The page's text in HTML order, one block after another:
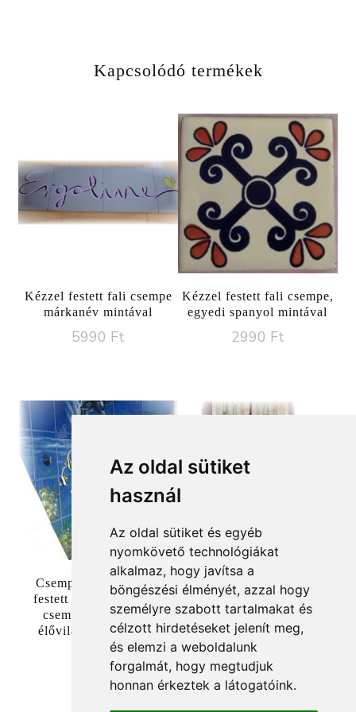
Az oldal sütiket
használ
Az oldal sütiket és egyéb
nyomkövető technológiákat
alkalmaz, hogy javítsa a
böngészési élményét, azzal hogy
személyre szabott tartalmakat és
célzott hirdetéseket jelenít meg,
és elemzi a weboldalunk
forgalmát, hogy megtudjuk
honnan érkeztek a látogatóink.
Kapcsolódó termékek
Kézzel festett fali csempe
márkanév mintával
5990 Ft
Kézzel festett fali csempe,
egyedi spanyol mintával
2990 Ft
Csempefestés, Kézzel
festett fürdőszobai fali
csempe tengeralatti
élővilág ábrázolással
5990Ft
Csempére festett kép
3990Ft